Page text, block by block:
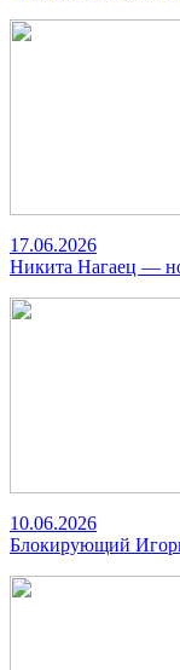
17.06.2026
Никита Нагаец —
10.06.2026
Блокирующий